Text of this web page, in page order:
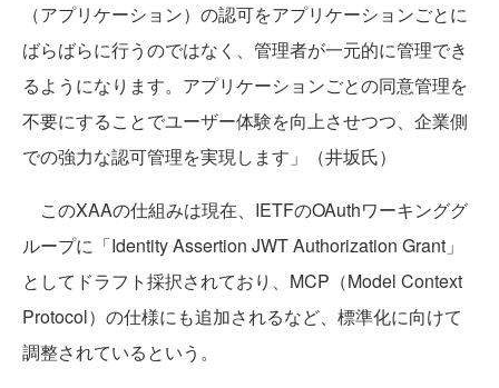
（アプリケーション）の認可をアプリケーションごとに
ばらばらに行うのではなく、管理者が一元的に管理でき
るようになります。アプリケーションごとの同意管理を
不要にすることでユーザー体験を向上させつつ、企業側
での強力な認可管理を実現します」（井坂氏）
このXAAの仕組みは現在、IETFのOAuthワーキンググ
ループに「Identity Assertion JWT Authorization Grant」
としてドラフト採択されており、MCP（Model Context
Protocol）の仕様にも追加されるなど、標準化に向けて
調整されているという。